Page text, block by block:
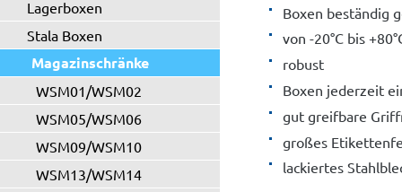
Lagerboxen
Stala Boxen
Magazinschränke
WSM01/WSM02
WSM05/WSM06
WSM09/WSM10
WSM13/WSM14
Boxen beständig
von -20°C bis
robust
Boxen jederzeit
gut greifbare
großes
lackiertes